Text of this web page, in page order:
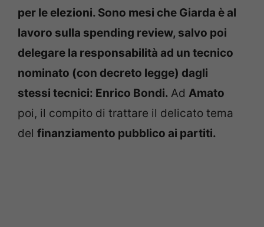
per le elezioni. Sono mesi che Giarda è al
lavoro sulla spending review, salvo poi
delegare la responsabilità ad un tecnico
nominato (con decreto legge) dagli
stessi tecnici: Enrico Bondi. Ad Amato
poi, il compito di trattare il delicato tema
del finanziamento pubblico ai partiti.